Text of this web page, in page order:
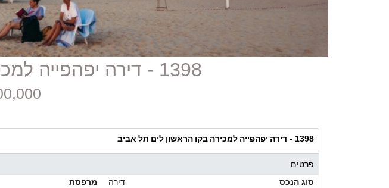
1398 - דירה יפהפייה למכירה בקו הראשון לים תל אביב
NIS
1398 - דירה יפהפייה למכירה בקו הראשון לים תל אביב
פרטים
סוג הנכס
דירה מרפסת